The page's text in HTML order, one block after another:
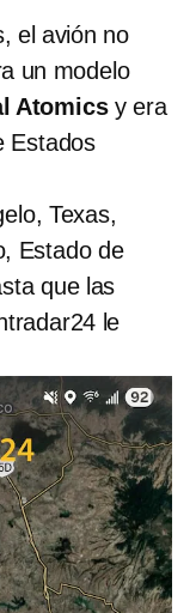
el avión no
un modelo
Atomics y era
Estados
Texas,
Estado de
que las
le